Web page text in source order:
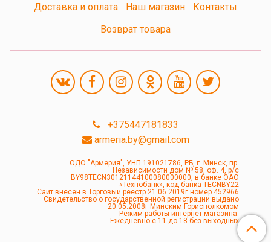
Доставка и оплата
Наш магазин
Контакты
Возврат товара
+375447181833
armeria.by@gmail.com
ОДО "Армерия", УНП 191021786, РБ, г. Минск, пр.
Независимости дом № 58, оф. 4, р/с
BY98TECN30121144100080000000, в банке ОАО
«Технобанк», код банка TECNBY22
Сайт внесен в Торговый реестр 21.06.2019г номер 452966
Свидетельство о государственной регистрации выдано
20.05.2008г Минским Горисполкомом
Режим работы интернет-магазина:
Ежедневно с 11 до 18 без выходных